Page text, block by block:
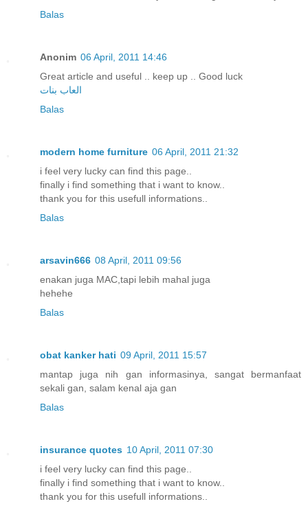
Balas
Anonim 06 April, 2011 14:46
Great article and useful .. keep up .. Good luck
العاب بنات
Balas
modern home furniture 06 April, 2011 21:32
i feel very lucky can find this page..
finally i find something that i want to know..
thank you for this usefull informations..
Balas
arsavin666 08 April, 2011 09:56
enakan juga MAC,tapi lebih mahal juga
hehehe
Balas
obat kanker hati 09 April, 2011 15:57
mantap juga nih gan informasinya, sangat bermanfaat
sekali gan, salam kenal aja gan
Balas
insurance quotes 10 April, 2011 07:30
i feel very lucky can find this page..
finally i find something that i want to know..
thank you for this usefull informations..